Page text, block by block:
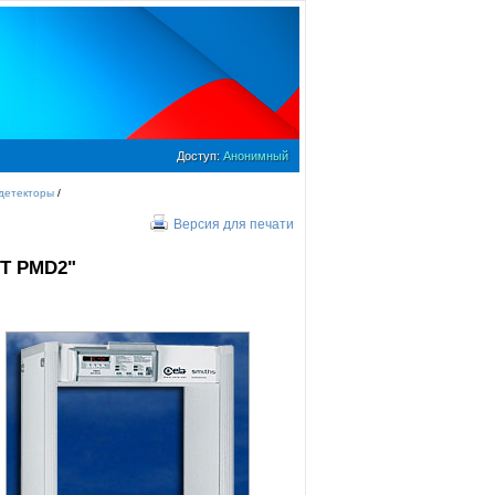
Доступ: Анонимный
/
Версия для печати
PMD2"